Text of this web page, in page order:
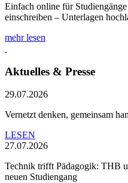
Einfach online für
einschreiben – Unterlagen
mehr lesen
Aktuelles & Presse
29.07.2026
Vernetzt denken, gemeinsam
LESEN
27.07.2026
Technik trifft Pädagogik: THB
neuen Studiengang